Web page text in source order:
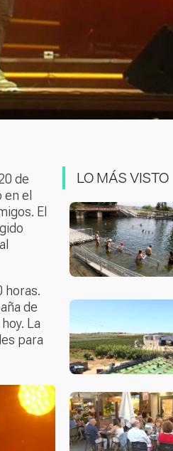
de
el
El
horas.
de
La
para
LO MÁS VISTO